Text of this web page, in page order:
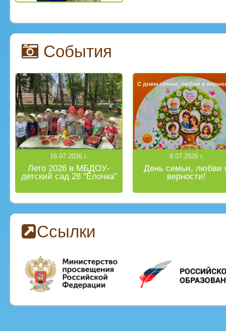
События
16.07.2026 г.
Лето 2026 в МБДОУ-
детский сад 28 "Ёлочка"
8.07.2026 г.
День семьи, любви
верности!
Ссылки